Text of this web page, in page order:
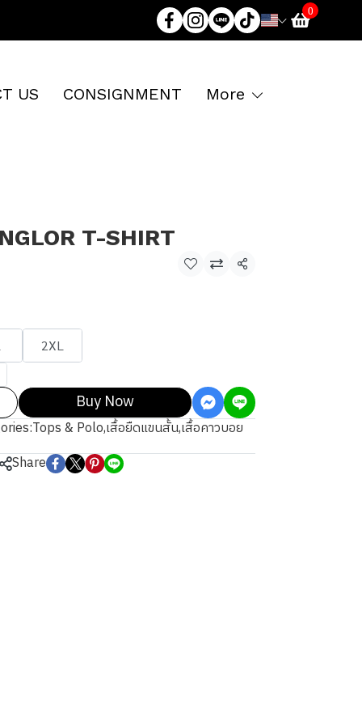
0
US CONSIGNMENT More
T-SHIRT
Share
2XL
Buy Now
Tops & Polo,เสื้อยืดแขนสั้น,เสื้อคาวบอย
Share